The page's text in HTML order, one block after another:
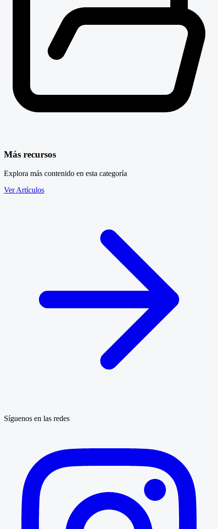
Más recursos
Explora más contenido en esta categoría
Ver Artículos
Síguenos en las redes